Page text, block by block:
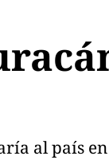
al país en